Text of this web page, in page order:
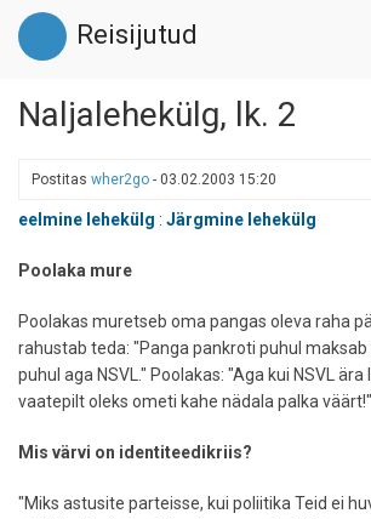
Liigu
edasi
põhisisu
Reisijutud
Naljalehekülg, lk. 2
Postitas wher2go - 03.02.2003 15:20
eelmine lehekülg : Järgmine lehekülg
Poolaka mure
Poolakas muretseb oma pangas oleva raha
rahustab teda: "Panga pankroti puhul maksab
puhul aga NSVL." Poolakas: "Aga kui NSVL ära
vaatepilt oleks ometi kahe nädala palka väärt!"
Mis värvi on identiteedikriis?
"Miks astusite parteisse, kui poliitika Teid ei